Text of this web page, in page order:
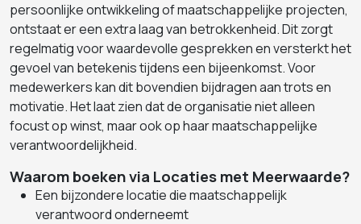
persoonlijke ontwikkeling of maatschappelijke projecten,
ontstaat er een extra laag van betrokkenheid. Dit zorgt
regelmatig voor waardevolle gesprekken en versterkt het
gevoel van betekenis tijdens een bijeenkomst. Voor
medewerkers kan dit bovendien bijdragen aan trots en
motivatie. Het laat zien dat de organisatie niet alleen
focust op winst, maar ook op haar maatschappelijke
verantwoordelijkheid.
Waarom boeken via Locaties met Meerwaarde?
Een bijzondere locatie die maatschappelijk
verantwoord onderneemt